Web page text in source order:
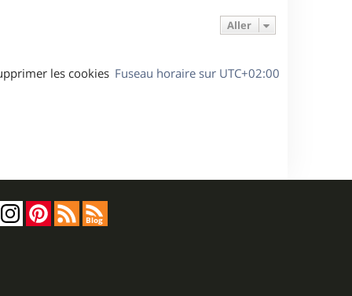
Aller
Fuseau horaire sur UTC+02:00
les cookies